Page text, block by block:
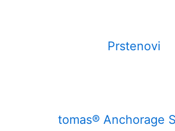
Prstenovi
tomas® Anchorage